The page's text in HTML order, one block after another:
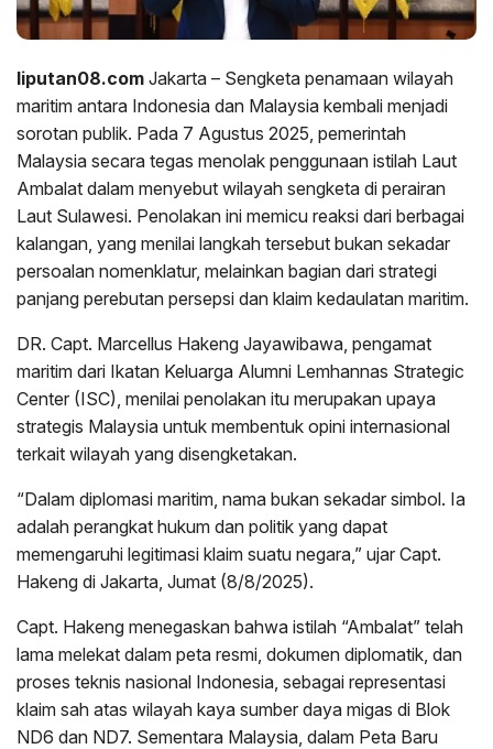
liputan08.com Jakarta – Sengketa penamaan wilayah
maritim antara Indonesia dan Malaysia kembali menjadi
sorotan publik. Pada 7 Agustus 2025, pemerintah
Malaysia secara tegas menolak penggunaan istilah Laut
Ambalat dalam menyebut wilayah sengketa di perairan
Laut Sulawesi. Penolakan ini memicu reaksi dari berbagai
kalangan, yang menilai langkah tersebut bukan sekadar
persoalan nomenklatur, melainkan bagian dari strategi
panjang perebutan persepsi dan klaim kedaulatan maritim.
DR. Capt. Marcellus Hakeng Jayawibawa, pengamat
maritim dari Ikatan Keluarga Alumni Lemhannas Strategic
Center (ISC), menilai penolakan itu merupakan upaya
strategis Malaysia untuk membentuk opini internasional
terkait wilayah yang disengketakan.
“Dalam diplomasi maritim, nama bukan sekadar simbol. Ia
adalah perangkat hukum dan politik yang dapat
memengaruhi legitimasi klaim suatu negara,” ujar Capt.
Hakeng di Jakarta, Jumat (8/8/2025).
Capt. Hakeng menegaskan bahwa istilah “Ambalat” telah
lama melekat dalam peta resmi, dokumen diplomatik, dan
proses teknis nasional Indonesia, sebagai representasi
klaim sah atas wilayah kaya sumber daya migas di Blok
ND6 dan ND7. Sementara Malaysia, dalam Peta Baru